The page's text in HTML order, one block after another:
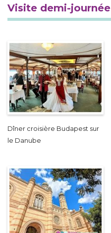
Visite demi-journée
Dîner croisière Budapest sur
le Danube